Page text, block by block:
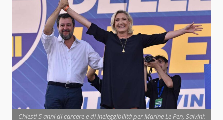
Chiesti 5 anni di carcere e di ineleggibilità per Marine Le Pen, Salvini: